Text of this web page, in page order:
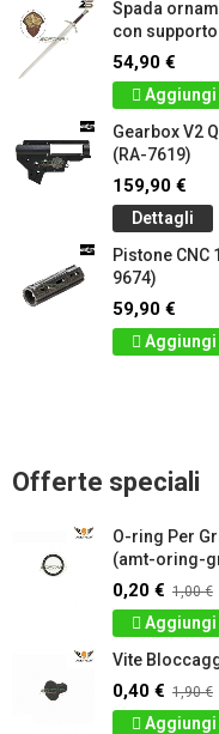
Spada
con
54,90 €
Aggiungi
Gearbox V2
(RA-7619)
159,90 €
Dettagli
Pistone CNC
9674)
59,90 €
Aggiungi
Offerte speciali
O-ring Per
(amt-oring-
0,20 € 1,00 €
Aggiungi
Vite
0,40 € 1,90 €
Aggiungi